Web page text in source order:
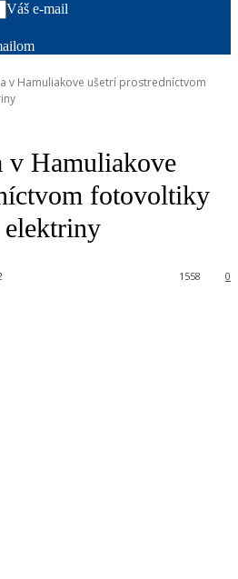
Váš e-mail
v Hamuliakove ušetrí prostredníctvom
v Hamuliakove
fotovoltiky
0
1558